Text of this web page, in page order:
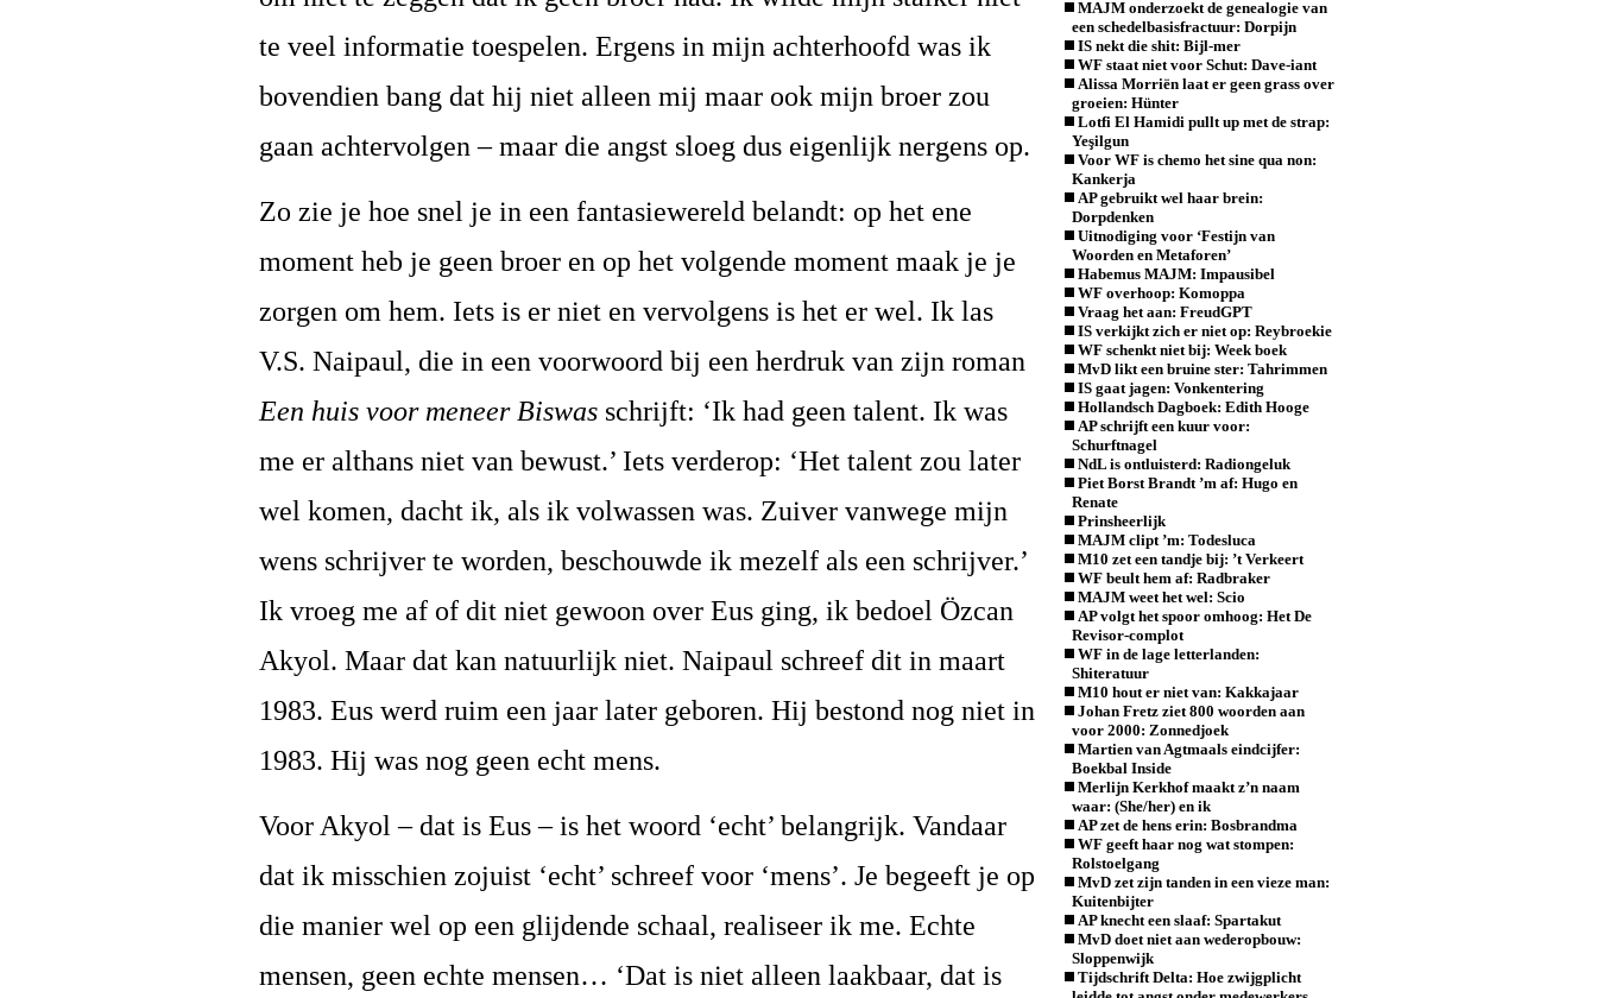
te veel informatie toespelen. Ergens in mijn achterhoofd was ik
bovendien bang dat hij niet alleen mij maar ook mijn broer zou
gaan achtervolgen – maar die angst sloeg dus eigenlijk nergens op.
Zo zie je hoe snel je in een fantasiewereld belandt: op het ene
moment heb je geen broer en op het volgende moment maak je je
zorgen om hem. Iets is er niet en vervolgens is het er wel. Ik las
V.S. Naipaul, die in een voorwoord bij een herdruk van zijn roman
Een huis voor meneer Biswas schrijft: ‘Ik had geen talent. Ik was
me er althans niet van bewust.’ Iets verderop: ‘Het talent zou later
wel komen, dacht ik, als ik volwassen was. Zuiver vanwege mijn
wens schrijver te worden, beschouwde ik mezelf als een schrijver.’
Ik vroeg me af of dit niet gewoon over Eus ging, ik bedoel Özcan
Akyol. Maar dat kan natuurlijk niet. Naipaul schreef dit in maart
1983. Eus werd ruim een jaar later geboren. Hij bestond nog niet in
1983. Hij was nog geen echt mens.
Voor Akyol – dat is Eus – is het woord ‘echt’ belangrijk. Vandaar
dat ik misschien zojuist ‘echt’ schreef voor ‘mens’. Je begeeft je op
die manier wel op een glijdende schaal, realiseer ik me. Echte
mensen, geen echte mensen… ‘Dat is niet alleen laakbaar, dat is
MAJM onderzoekt de genealogie van
een schedelbasisfractuur: Dorpijn
IS nekt die shit: Bijl-mer
WF staat niet voor Schut: Dave-iant
Alissa Morriën laat er geen grass over
groeien: Hünter
Lotfi El Hamidi pullt up met de strap:
Yeşilgun
Voor WF is chemo het sine qua non:
Kankerja
AP gebruikt wel haar brein:
Dorpdenken
Uitnodiging voor ‘Festijn van
Woorden en Metaforen’
Habemus MAJM: Impausibel
WF overhoop: Komoppa
Vraag het aan: FreudGPT
IS verkijkt zich er niet op: Reybroekie
WF schenkt niet bij: Week boek
MvD likt een bruine ster: Tahrimmen
IS gaat jagen: Vonkentering
Hollandsch Dagboek: Edith Hooge
AP schrijft een kuur voor:
Schurftnagel
NdL is ontluisterd: Radiongeluk
Piet Borst Brandt ’m af: Hugo en
Renate
Prinsheerlijk
MAJM clipt ’m: Todesluca
M10 zet een tandje bij: ’t Verkeert
WF beult hem af: Radbraker
MAJM weet het wel: Scio
AP volgt het spoor omhoog: Het De
Revisor-complot
WF in de lage letterlanden:
Shiteratuur
M10 hout er niet van: Kakkajaar
Johan Fretz ziet 800 woorden aan
voor 2000: Zonnedjoek
Martien van Agtmaals eindcijfer:
Boekbal Inside
Merlijn Kerkhof maakt z’n naam
waar: (She/her) en ik
AP zet de hens erin: Bosbrandma
WF geeft haar nog wat stompen:
Rolstoelgang
MvD zet zijn tanden in een vieze man:
Kuitenbijter
AP knecht een slaaf: Spartakut
MvD doet niet aan wederopbouw:
Sloppenwijk
Tijdschrift Delta: Hoe zwijgplicht